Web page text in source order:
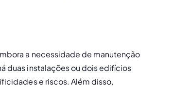
a necessidade de manutenção
duas instalações ou dois edifícios
e riscos. Além disso,